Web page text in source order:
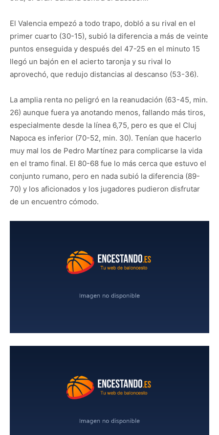
El Valencia empezó a todo trapo, dobló a su rival en el
primer cuarto (30-15), subió la diferencia a más de veinte
puntos enseguida y después del 47-25 en el minuto 15
llegó un bajón en el acierto taronja y su rival lo
aprovechó, que redujo distancias al descanso (53-36).
La amplia renta no peligró en la reanudación (63-45, min.
26) aunque fuera ya anotando menos, fallando más tiros,
especialmente desde la línea 6,75, pero es que el Cluj
Napoca es inferior (70-52, min. 30). Tenían que hacerlo
muy mal los de Pedro Martínez para complicarse la vida
en el tramo final. El 80-68 fue lo más cerca que estuvo el
conjunto rumano, pero en nada subió la diferencia (89-
70) y los aficionados y los jugadores pudieron disfrutar
de un encuentro cómodo.